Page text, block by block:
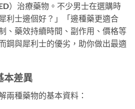
）治療藥物。不少男士在選購時
利士邊個好？」「邊種藥更適合
、藥效持續時間、副作用、價格等
鋼與犀利士的優劣，助你做出最適
本差異
兩種藥物的基本資料：